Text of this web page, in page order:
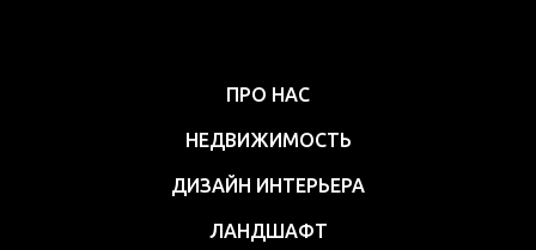
ПРО НАС
НЕДВИЖИМОСТЬ
ДИЗАЙН ИНТЕРЬЕРА
ЛАНДШАФТ